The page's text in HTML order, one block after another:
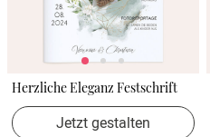
Herzliche Eleganz Festschrift
Jetzt gestalten